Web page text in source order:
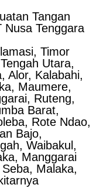
Tangan
Nusa Tenggara
Timor
Utara,
Alor, Kalabahi,
Maumere,
Ruteng,
Barat,
Rote Ndao,
Bajo,
Waibakul,
Manggarai
Malaka,